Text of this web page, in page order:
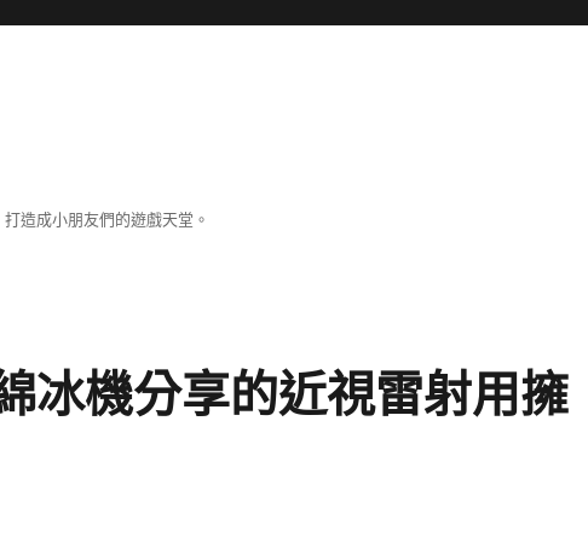
造成小朋友們的遊戲天堂。
冰機分享的近視雷射用擁